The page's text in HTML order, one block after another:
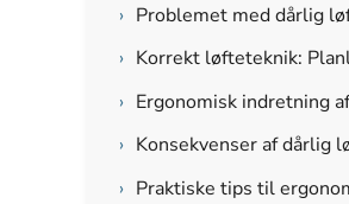
› Problemet med dårlig
› Korrekt løfteteknik:
› Ergonomisk indretning
› Konsekvenser af dårlig
› Praktiske tips til